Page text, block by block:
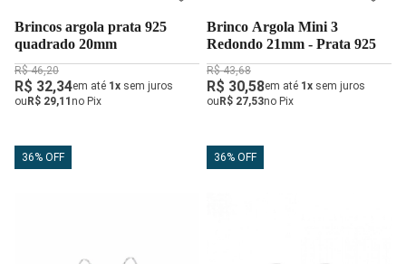
Brincos argola prata 925
quadrado 20mm
R$ 46,20
R$ 32,34em até 1x sem juros
ouR$ 29,11no Pix
Brinco Argola Mini 3
Redondo 21mm - Prata 925
R$ 43,68
R$ 30,58em até 1x sem juros
ouR$ 27,53no Pix
36% OFF 36% OFF